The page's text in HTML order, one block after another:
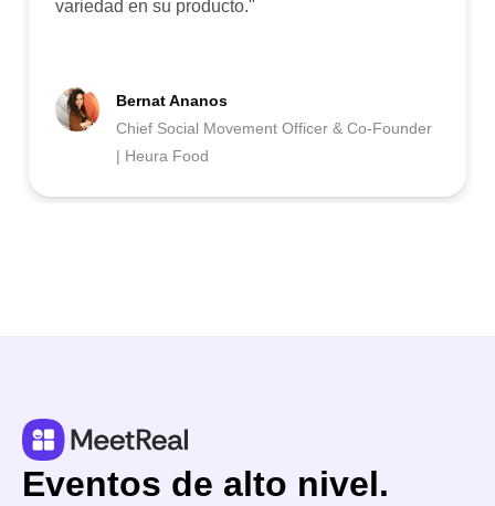
variedad en su producto."
Bernat Ananos
Chief Social Movement Officer & Co-Founder
| Heura Food
Eventos de alto nivel.